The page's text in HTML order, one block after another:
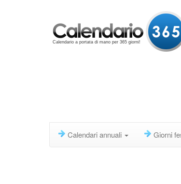
Calendario a portata di mano per 365 giorni!
Calendari annuali Giorni